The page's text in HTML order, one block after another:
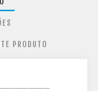
PRODUTO